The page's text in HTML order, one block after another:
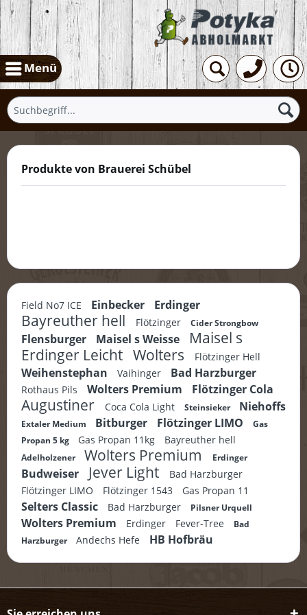
Menü
Produkte von Brauerei Schübel
Field No7 ICE Einbecker Erdinger
Bayreuther hell Flötzinger Cider Strongbow
Flensburger Maisel s Weisse
Maisel s
Erdinger Leicht Wolters Flötzinger Hell
Weihenstephan Vaihinger Bad Harzburger
Rothaus Pils Wolters Premium Flötzinger Cola
Augustiner Coca Cola Light Steinsieker Niehoffs
Extaler Medium Bitburger Flötzinger LIMO
Gas
Propan 5 kg
Gas Propan 11kg Bayreuther hell
Adelholzener Wolters Premium Erdinger
Budweiser Jever Light
Bad Harzburger
Flötzinger LIMO
Flötzinger 1543 Gas Propan 11
Selters Classic Bad Harzburger Pilsner Urquell
Wolters Premium Erdinger Fever-Tree
Bad
Harzburger
Andechs Hefe HB Hofbräu